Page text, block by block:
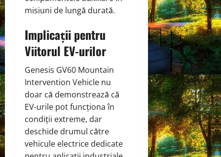
misiuni de lungă durată.
Implicații pentru
Viitorul EV-urilor
Genesis GV60 Mountain
Intervention Vehicle nu
doar că demonstrează că
EV-urile pot funcționa în
condiții extreme, dar
deschide drumul către
vehicule electrice dedicate